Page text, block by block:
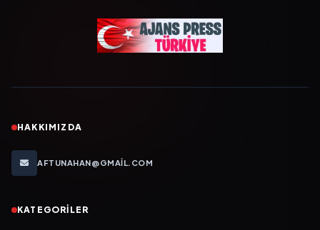
HAKKIMIZDA
AFTUNAHAN@GMAIL.COM
KATEGORILER